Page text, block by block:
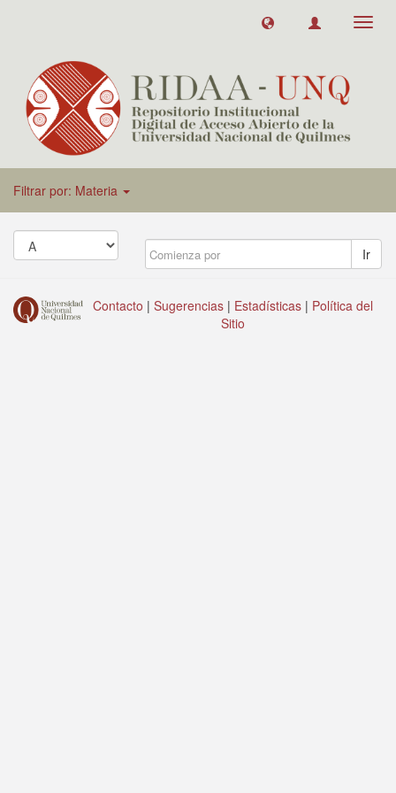
Filtrar por: Materia
Ir
Contacto | Sugerencias | Estadísticas | Política del
Sitio